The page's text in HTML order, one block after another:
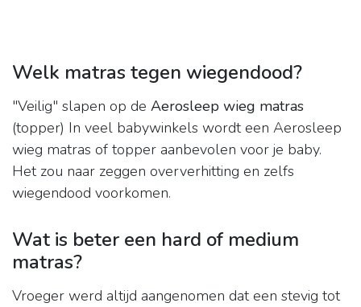
Welk matras tegen wiegendood?
"Veilig" slapen op de Aerosleep wieg matras
(topper) In veel babywinkels wordt een Aerosleep
wieg matras of topper aanbevolen voor je baby.
Het zou naar zeggen oververhitting en zelfs
wiegendood voorkomen.
Wat is beter een hard of medium
matras?
Vroeger werd altijd aangenomen dat een stevig tot